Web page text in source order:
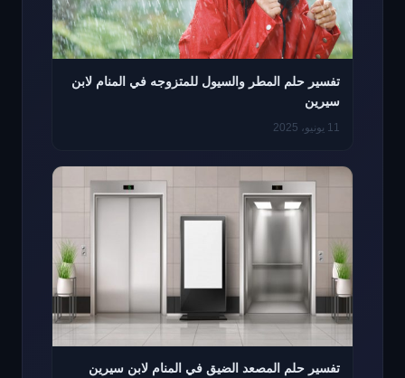
تفسير حلم المطر والسيول للمتزوجه في المنام لابن
سيرين
11 يونيو، 2025
تفسير حلم المصعد الضيق في المنام لابن سيرين